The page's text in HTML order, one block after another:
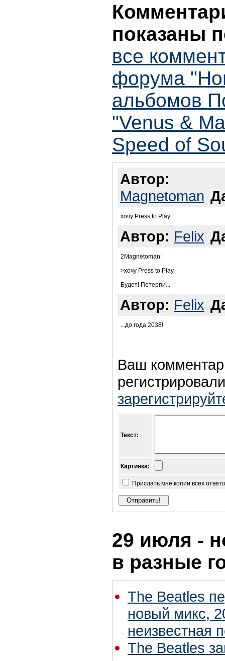
показаны
все
форума
альбомов
"Venus &
Speed of
Автор:
Magnetoman
хочу Press to Play
Автор: Felix
2Magnetoman:
>хочу Press to Play
Будет! Потерпи...
Автор: Felix
...до года 2038!
Ваш
Текст:
Картинка:
Прислать мне копии всех
29 июля -
в разные
The Beatles
новый микс,
неизвестная
The Beatles